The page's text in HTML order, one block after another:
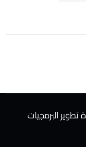
محفوظة © 2025 وحدة تطوير البرمجيات